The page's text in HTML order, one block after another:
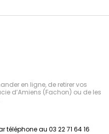
en ligne, de retirer vos
d’Amiens (Fachon) ou de les
au 03 22 71 64 16